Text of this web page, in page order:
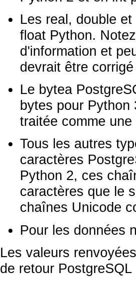
Les real , double et
float Python.
d'information et
devrait être
Le bytea
bytes pour Python
traitée comme
Tous les autres
caractères
Python 2, ces
caractères que le
chaînes Unicode
Pour les données
Les valeurs
de retour